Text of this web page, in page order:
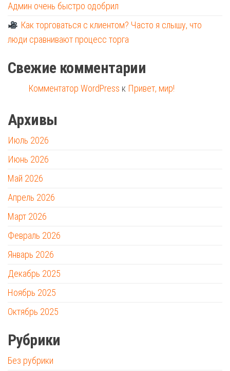
Админ очень быстро одобрил
Как торговаться с клиентом? Часто я слышу, что
люди сравнивают процесс торга
Свежие комментарии
Комментатор WordPress к Привет, мир!
Архивы
Июль 2026
Июнь 2026
Май 2026
Апрель 2026
Март 2026
Февраль 2026
Январь 2026
Декабрь 2025
Ноябрь 2025
Октябрь 2025
Рубрики
Без рубрики